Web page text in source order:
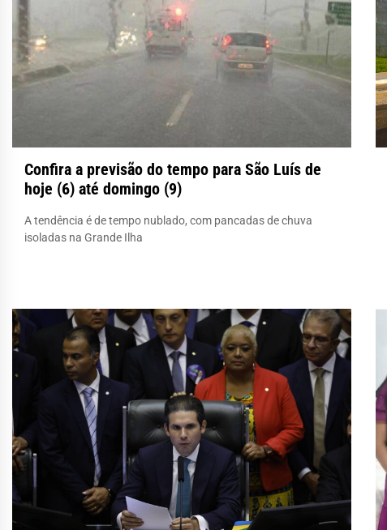
Confira a previsão do tempo para São Luís de
hoje (6) até domingo (9)
A tendência é de tempo nublado, com pancadas de chuva
isoladas na Grande Ilha